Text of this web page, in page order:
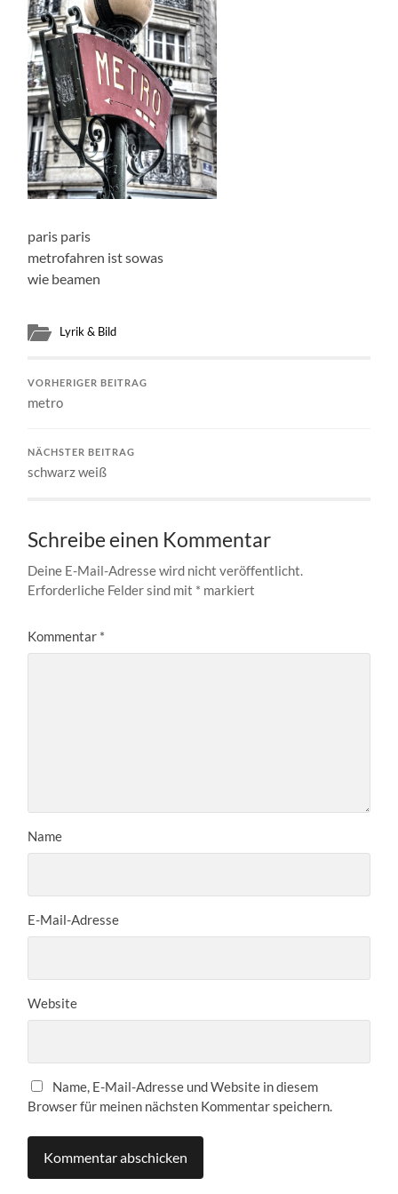
paris paris
metrofahren ist sowas
wie beamen
Lyrik & Bild
VORHERIGER BEITRAG
metro
NÄCHSTER BEITRAG
schwarz weiß
Schreibe einen Kommentar
Deine E-Mail-Adresse wird nicht veröffentlicht.
Erforderliche Felder sind mit * markiert
Kommentar *
Name
E-Mail-Adresse
Website
Name, E-Mail-Adresse und Website in diesem
Browser für meinen nächsten Kommentar speichern.